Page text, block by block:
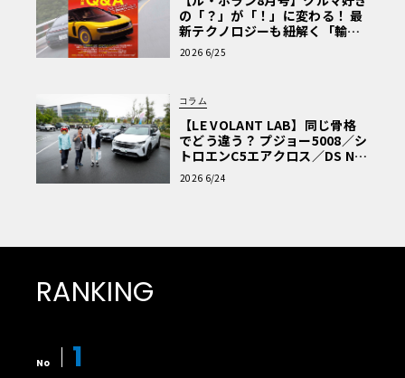
の「？」が「！」に変わる！ 最
新テクノロジーも紐解く「輸入
車Q&A」
2026 6/25
コラム
【LE VOLANT LAB】同じ骨格
でどう違う？ プジョー5008／シ
トロエンC5エアクロス／DS Nº4
読者一気乗りレポート
2026 6/24
RANKING
No 1